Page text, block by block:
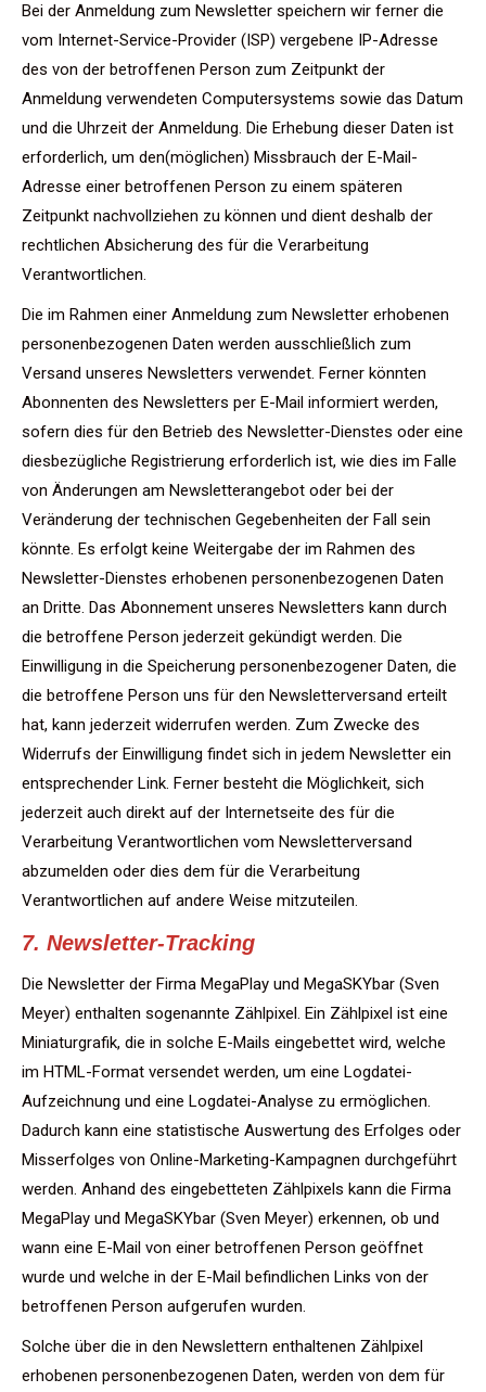
Bei der Anmeldung zum Newsletter speichern wir ferner die
vom Internet-Service-Provider (ISP) vergebene IP-Adresse
des von der betroffenen Person zum Zeitpunkt der
Anmeldung verwendeten Computersystems sowie das Datum
und die Uhrzeit der Anmeldung. Die Erhebung dieser Daten ist
erforderlich, um den(möglichen) Missbrauch der E-Mail-
Adresse einer betroffenen Person zu einem späteren
Zeitpunkt nachvollziehen zu können und dient deshalb der
rechtlichen Absicherung des für die Verarbeitung
Verantwortlichen.
Die im Rahmen einer Anmeldung zum Newsletter erhobenen
personenbezogenen Daten werden ausschließlich zum
Versand unseres Newsletters verwendet. Ferner könnten
Abonnenten des Newsletters per E-Mail informiert werden,
sofern dies für den Betrieb des Newsletter-Dienstes oder eine
diesbezügliche Registrierung erforderlich ist, wie dies im Falle
von Änderungen am Newsletterangebot oder bei der
Veränderung der technischen Gegebenheiten der Fall sein
könnte. Es erfolgt keine Weitergabe der im Rahmen des
Newsletter-Dienstes erhobenen personenbezogenen Daten
an Dritte. Das Abonnement unseres Newsletters kann durch
die betroffene Person jederzeit gekündigt werden. Die
Einwilligung in die Speicherung personenbezogener Daten, die
die betroffene Person uns für den Newsletterversand erteilt
hat, kann jederzeit widerrufen werden. Zum Zwecke des
Widerrufs der Einwilligung findet sich in jedem Newsletter ein
entsprechender Link. Ferner besteht die Möglichkeit, sich
jederzeit auch direkt auf der Internetseite des für die
Verarbeitung Verantwortlichen vom Newsletterversand
abzumelden oder dies dem für die Verarbeitung
Verantwortlichen auf andere Weise mitzuteilen.
7. Newsletter-Tracking
Die Newsletter der Firma MegaPlay und MegaSKYbar (Sven
Meyer) enthalten sogenannte Zählpixel. Ein Zählpixel ist eine
Miniaturgrafik, die in solche E-Mails eingebettet wird, welche
im HTML-Format versendet werden, um eine Logdatei-
Aufzeichnung und eine Logdatei-Analyse zu ermöglichen.
Dadurch kann eine statistische Auswertung des Erfolges oder
Misserfolges von Online-Marketing-Kampagnen durchgeführt
werden. Anhand des eingebetteten Zählpixels kann die Firma
MegaPlay und MegaSKYbar (Sven Meyer) erkennen, ob und
wann eine E-Mail von einer betroffenen Person geöffnet
wurde und welche in der E-Mail befindlichen Links von der
betroffenen Person aufgerufen wurden.
Solche über die in den Newslettern enthaltenen Zählpixel
erhobenen personenbezogenen Daten, werden von dem für